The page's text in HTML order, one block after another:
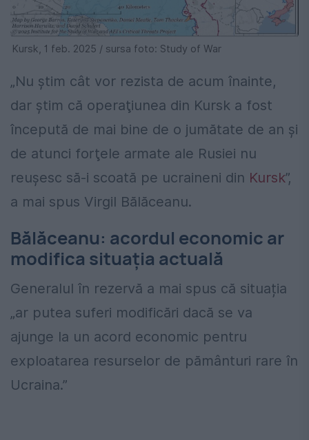
Kursk, 1 feb. 2025 / sursa foto: Study of War
„Nu ştim cât vor rezista de acum înainte,
dar ştim că operaţiunea din Kursk a fost
începută de mai bine de o jumătate de an şi
de atunci forţele armate ale Rusiei nu
reuşesc să-i scoată pe ucraineni din Kursk”,
a mai spus Virgil Bălăceanu.
Bălăceanu: acordul economic ar
modifica situația actuală
Generalul în rezervă a mai spus că situația
„ar putea suferi modificări dacă se va
ajunge la un acord economic pentru
exploatarea resurselor de pământuri rare în
Ucraina.”